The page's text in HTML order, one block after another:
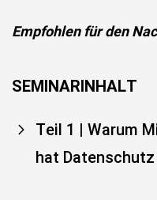
Empfohlen für den
SEMINARINHALT
Teil 1 | Warum
hat